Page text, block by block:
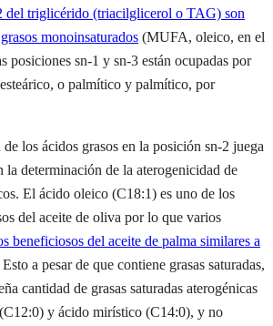
del triglicérido (triacilglicerol o TAG) son
monoinsaturados (MUFA, oleico, en el
posiciones sn-1 y sn-3 están ocupadas por
o palmítico y palmítico, por
los ácidos grasos en la posición sn-2 juega
la determinación de la aterogenicidad de
El ácido oleico (C18:1) es uno de los
del aceite de oliva por lo que varios
beneficiosos del aceite de palma similares a
Esto a pesar de que contiene grasas saturadas,
cantidad de grasas saturadas aterogénicas
y ácido mirístico (C14:0), y no